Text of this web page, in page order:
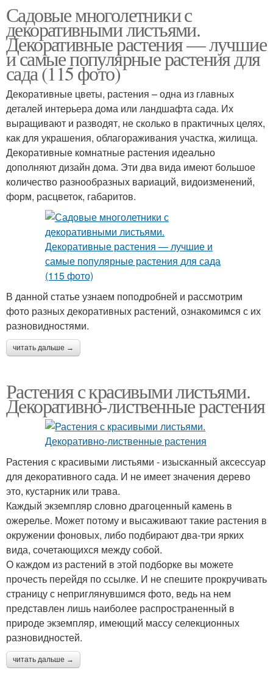
Садовые многолетники с
декоративными листьями.
Декоративные растения — лучшие
и самые популярные растения для
сада (115 фото)
Декоративные цветы, растения – одна из главных
деталей интерьера дома или ландшафта сада. Их
выращивают и разводят, не сколько в практичных целях,
как для украшения, облагораживания участка, жилища.
Декоративные комнатные растения идеально
дополняют дизайн дома. Эти два вида имеют большое
количество разнообразных вариаций, видоизменений,
форм, расцветок, габаритов.
В данной статье узнаем поподробней и рассмотрим
фото разных декоративных растений, ознакомимся с их
разновидностями.
читать дальше →
Растения с красивыми листьями.
Декоративно-лиственные растения
Растения с красивыми листьями - изысканный аксессуар
для декоративного сада. И не имеет значения дерево
это, кустарник или трава.
Каждый экземпляр словно драгоценный камень в
ожерелье. Может потому и высаживают такие растения в
окружении фоновых, либо подбирают два-три ярких
вида, сочетающихся между собой.
О каждом из растений в этой подборке вы можете
прочесть перейдя по ссылке. И не спешите прокручивать
страницу с неприглянувшимся фото, ведь на нем
представлен лишь наиболее распространенный в
природе экземпляр, имеющий массу селекционных
разновидностей.
читать дальше →